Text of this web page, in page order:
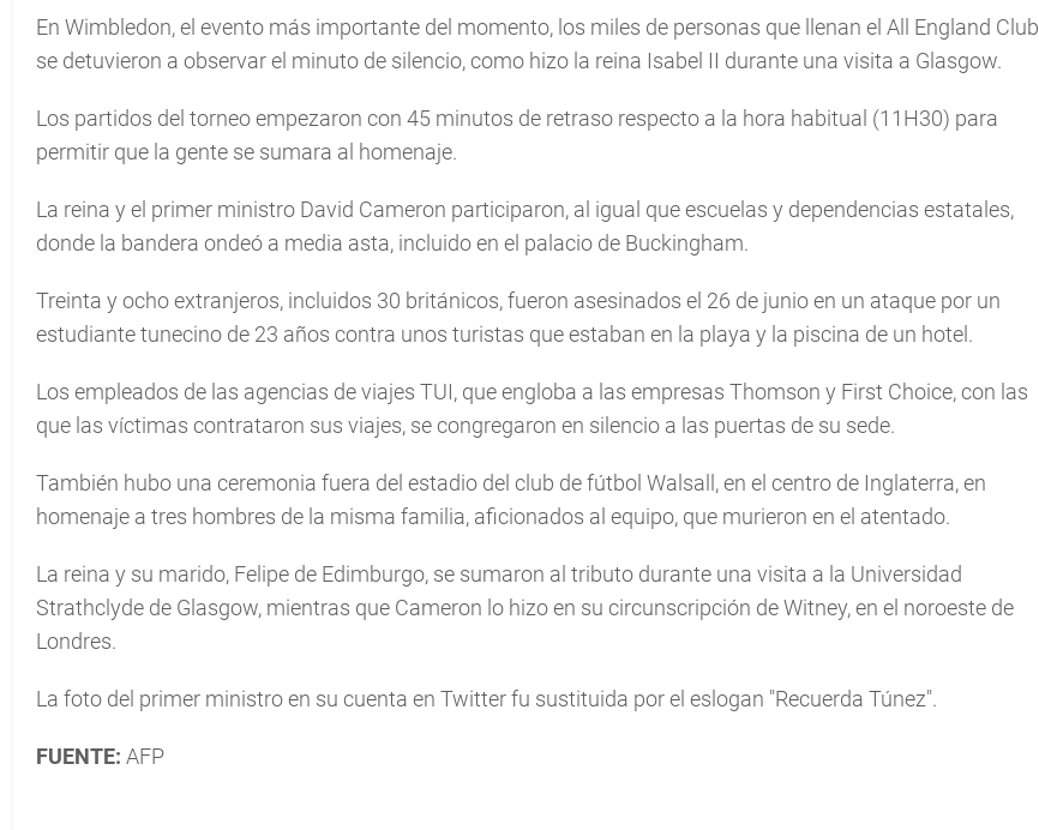
En Wimbledon, el evento más importante del momento, los miles de personas que llenan el All England Club
se detuvieron a observar el minuto de silencio, como hizo la reina Isabel II durante una visita a Glasgow.
Los partidos del torneo empezaron con 45 minutos de retraso respecto a la hora habitual (11H30) para
permitir que la gente se sumara al homenaje.
La reina y el primer ministro David Cameron participaron, al igual que escuelas y dependencias estatales,
donde la bandera ondeó a media asta, incluido en el palacio de Buckingham.
Treinta y ocho extranjeros, incluidos 30 británicos, fueron asesinados el 26 de junio en un ataque por un
estudiante tunecino de 23 años contra unos turistas que estaban en la playa y la piscina de un hotel.
Los empleados de las agencias de viajes TUI, que engloba a las empresas Thomson y First Choice, con las
que las víctimas contrataron sus viajes, se congregaron en silencio a las puertas de su sede.
También hubo una ceremonia fuera del estadio del club de fútbol Walsall, en el centro de Inglaterra, en
homenaje a tres hombres de la misma familia, aficionados al equipo, que murieron en el atentado.
La reina y su marido, Felipe de Edimburgo, se sumaron al tributo durante una visita a la Universidad
Strathclyde de Glasgow, mientras que Cameron lo hizo en su circunscripción de Witney, en el noroeste de
Londres.
La foto del primer ministro en su cuenta en Twitter fu sustituida por el eslogan "Recuerda Túnez".
FUENTE: AFP